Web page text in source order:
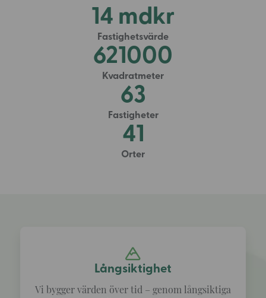
14 mdkr
Fastighetsvärde
621000
Kvadratmeter
63
Fastigheter
41
Orter
Långsiktighet
Vi bygger värden över tid – genom långsiktiga